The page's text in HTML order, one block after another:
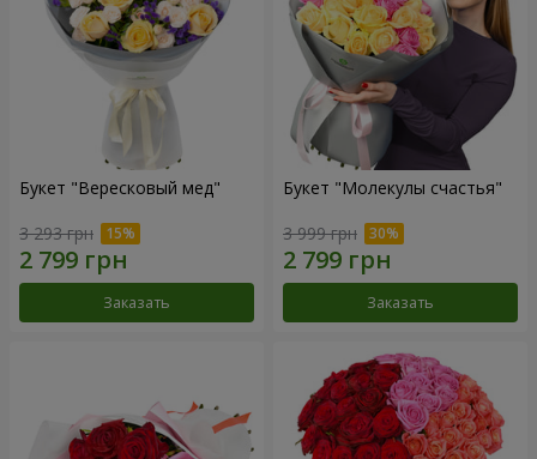
Букет "Вересковый мед"
3 293 грн
Заказать
Букет "Молекулы счастья"
3 999 грн
Заказать